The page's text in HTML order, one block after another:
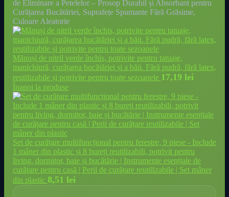
de Eliminare a Petelelor – Prosop Durabil și Absorbant pentru
Curățarea Bucătăriei, Suprafețe Spumante Fără Grăsime,
Culoare Aleatorie
Mănuși de nitril verde închis, potrivite pentru tatuaje,
manichiură, curățarea bucătăriei și a băii. Fără pudră, fără latex,
reutilizabile și potrivite pentru toate sezoanele 17,19 lei
Înapoi la produse
Set de curățare multifuncțional pentru ferestre, 9 piese - Include
1 mâner din plastic și 8 bureți reutilizabili, potrivit pentru
living, dormitor, baie și bucătărie | Instrumente esențiale de
curățare pentru casă | Perii de curățare reutilizabile | Set mâner
din plastic 8,51 lei